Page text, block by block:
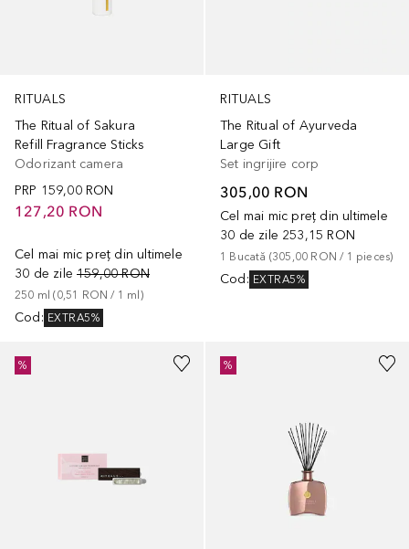
RITUALS
The Ritual of Sakura
Refill Fragrance Sticks
Odorizant camera
PRP 159,00 RON
127,20 RON
Cel mai mic preț din ultimele
30 de zile 159,00 RON
250 ml (0,51 RON / 1 ml )
Cod : EXTRA5%
RITUALS
The Ritual of Ayurveda
Large Gift
Set ingrijire corp
305,00 RON
Cel mai mic preț din ultimele
30 de zile 253,15 RON
1 Bucată (305,00 RON / 1 pieces)
Cod : EXTRA5%
% %